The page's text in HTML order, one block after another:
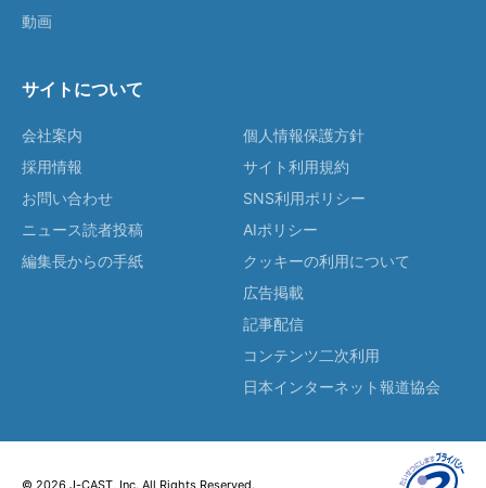
動画
サイトについて
会社案内
採用情報
お問い合わせ
ニュース読者投稿
編集長からの手紙
個人情報保護方針
サイト利用規約
SNS利用ポリシー
AIポリシー
クッキーの利用について
広告掲載
記事配信
コンテンツ二次利用
日本インターネット報道協会